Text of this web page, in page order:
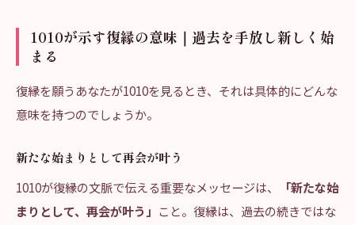
1010が示す復縁の意味｜過去を手放し新しく始
まる
復縁を願うあなたが1010を見るとき、それは具体的にどんな
意味を持つのでしょうか。
新たな始まりとして再会が叶う
1010が復縁の文脈で伝える重要なメッセージは、
「新たな始
まりとして、再会が叶う」 こと。復縁は、過去の続きではな